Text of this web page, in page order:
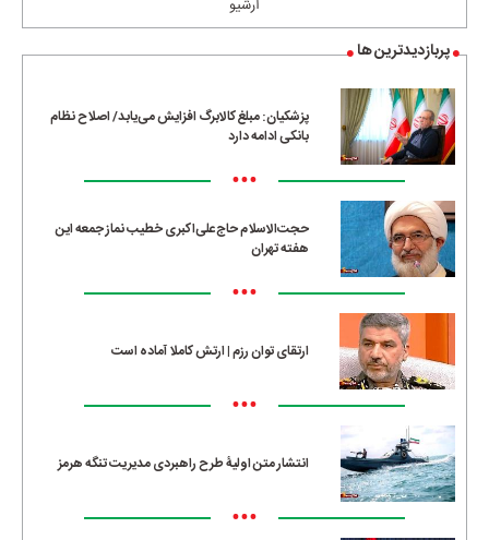
آرشیو
پربازدیدترین ها
پزشکیان: مبلغ کالابرگ افزایش می‌یابد/ اصلاح نظام
بانکی ادامه دارد
•••
حجت‌الاسلام حاج‌علی‌اکبری خطیب نماز جمعه این
هفته تهران
•••
ارتقای توان رزم | ارتش کاملا آماده است
•••
انتشار متن اولیۀ طرح راهبردی مدیریت تنگه هرمز
•••